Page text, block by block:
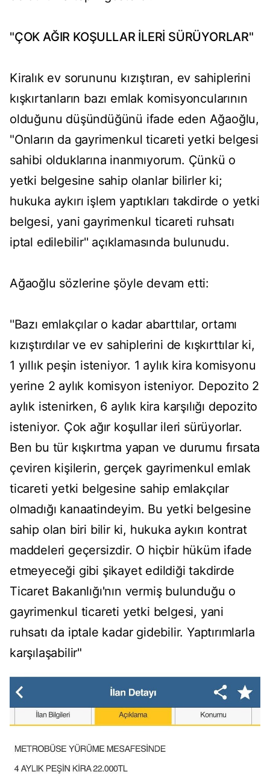
"ÇOK AĞIR KOŞULLAR İLERİ SÜRÜYORLAR"
Kiralık ev sorununu kızıştıran, ev sahiplerini
kışkırtanların bazı emlak komisyoncularının
olduğunu düşündüğünü ifade eden Ağaoğlu,
"Onların da gayrimenkul ticareti yetki belgesi
sahibi olduklarına inanmıyorum. Çünkü o
yetki belgesine sahip olanlar bilirler ki;
hukuka aykırı işlem yaptıkları takdirde o yetki
belgesi, yani gayrimenkul ticareti ruhsatı
iptal edilebilir'' açıklamasında bulunudu.
Ağaoğlu sözlerine şöyle devam etti:
''Bazı emlakçılar o kadar abarttılar, ortamı
kızıştırdılar ve ev sahiplerini de kışkırttılar ki,
1 yıllık peşin isteniyor. 1 aylık kira komisyonu
yerine 2 aylık komisyon isteniyor. Depozito 2
aylık istenirken, 6 aylık kira karşılığı depozito
isteniyor. Çok ağır koşullar ileri sürüyorlar.
Ben bu tür kışkırtma yapan ve durumu fırsata
çeviren kişilerin, gerçek gayrimenkul emlak
ticareti yetki belgesine sahip emlakçılar
olmadığı kanaatindeyim. Bu yetki belgesine
sahip olan biri bilir ki, hukuka aykırı kontrat
maddeleri geçersizdir. O hiçbir hüküm ifade
etmeyeceği gibi şikayet edildiği takdirde
Ticaret Bakanlığı'nın vermiş bulunduğu o
gayrimenkul ticareti yetki belgesi, yani
ruhsatı da iptale kadar gidebilir. Yaptırımlarla
karşılaşabilir"